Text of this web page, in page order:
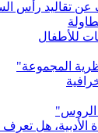
عن تقاليد رأس
للأطفال
المجموعة"
الروس"
هل تعرف